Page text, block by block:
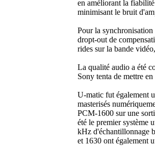
en améliorant la
minimisant le bruit
Pour la
dropt-out de
rides sur la bande
La qualité audio a été
Sony tenta de mettre
U-matic fut également
masterisés
PCM-1600 sur une
été le premier système
kHz d'échantillonnage
et 1630 ont également